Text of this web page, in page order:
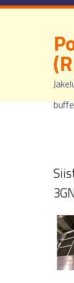
3GN